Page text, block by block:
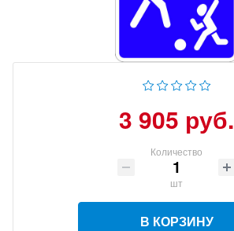
3 905 руб.
Количество
шт
В КОРЗИНУ